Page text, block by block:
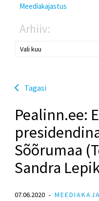
Meediakajastus
Arhiiv:
Tagasi
Pealinn.ee:
Sõõrumaa
Sandra
07.06.2020